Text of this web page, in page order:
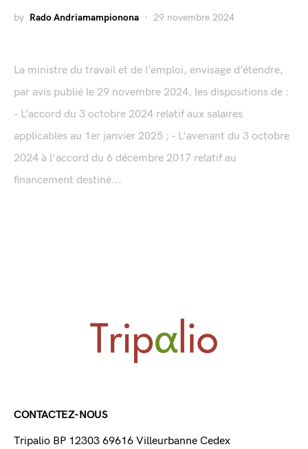
by Rado Andriamampionona 29 novembre 2024
La ministre du travail et de l’emploi, envisage d’étendre,
par avis publié le 29 novembre 2024, les dispositions de :
- L’accord du 3 octobre 2024 relatif aux salaires
applicables au 1er janvier 2025 ; - L'avenant du 3 octobre
2024 à l'accord du 6 décembre 2017 relatif au
financement destiné...
CONTACTEZ-NOUS
Tripalio BP 12303 69616 Villeurbanne Cedex